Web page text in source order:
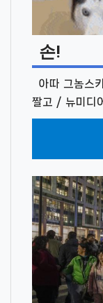
손!
아따 그놈스
짤고 / 뉴미